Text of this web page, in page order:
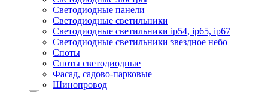
Светодиодные панели
Светодиодные светильники
Светодиодные светильники ip54, ip65, ip67
Светодиодные светильники звездное небо
Споты
Споты светодиодные
Фасад, садово-парковые
Шинопровод